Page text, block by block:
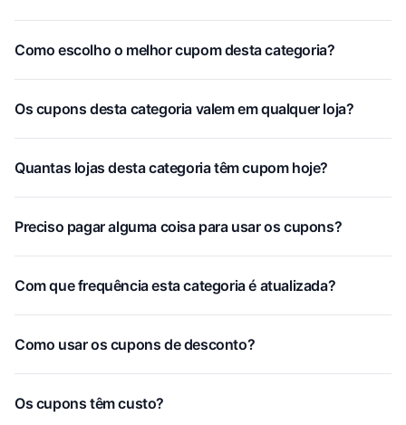
Como escolho o melhor cupom desta categoria?
Os cupons desta categoria valem em qualquer loja?
Quantas lojas desta categoria têm cupom hoje?
Preciso pagar alguma coisa para usar os cupons?
Com que frequência esta categoria é atualizada?
Como usar os cupons de desconto?
Os cupons têm custo?